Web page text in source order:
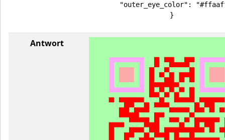
"outer_eye_color":
}
Antwort